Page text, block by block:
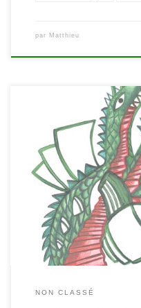
par Matthieu
« Des poèmes dorment en
écrits. Leur partage fait
ateliers, comme celui de
autres. Ainsi, cette activité,
individuelle, prend
NON CLASSÉ